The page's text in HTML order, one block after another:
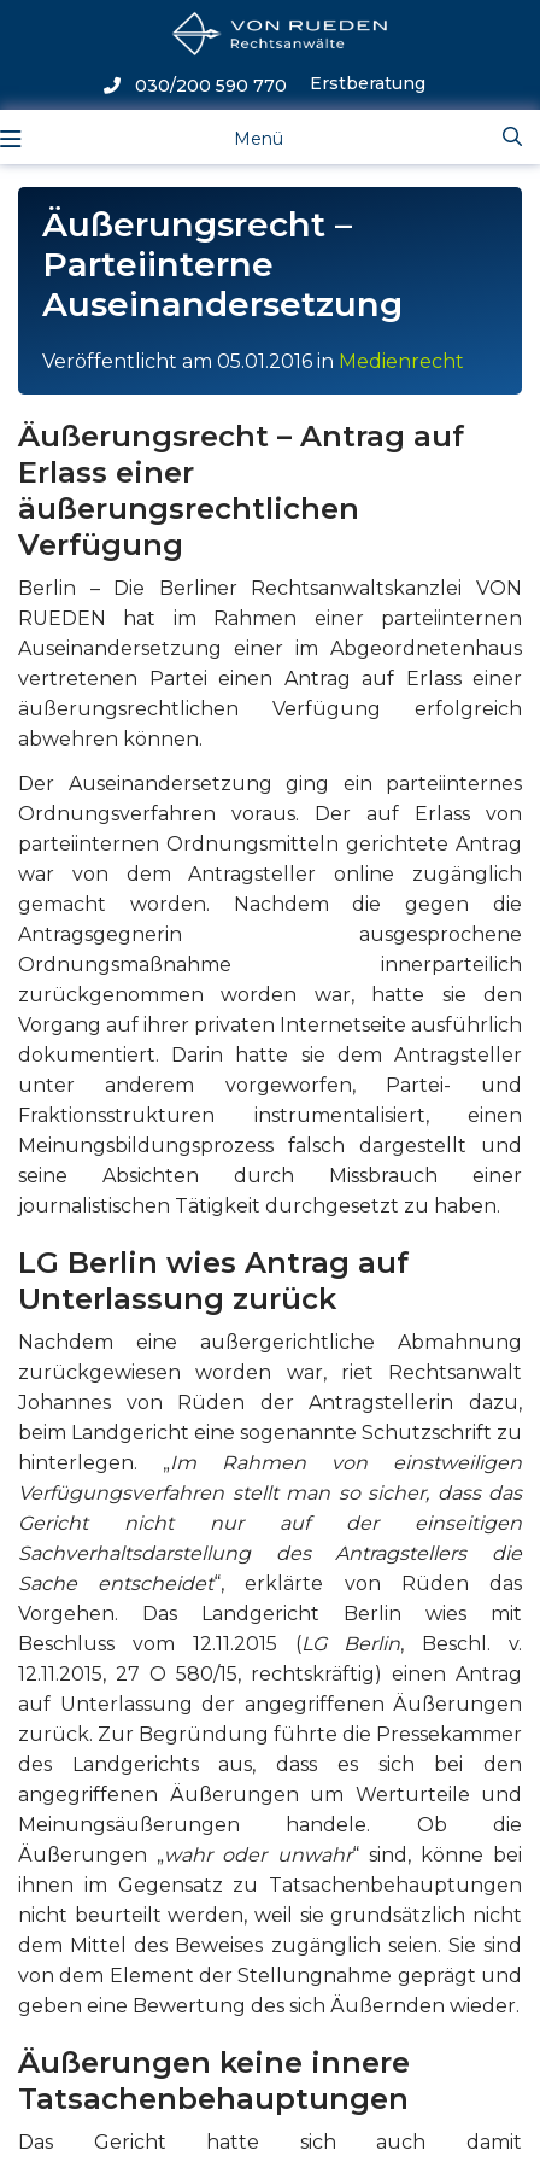
Menü
030/200 590 770 Erstberatung
Äußerungsrecht –
Parteiinterne
Auseinandersetzung
Veröffentlicht am 05.01.2016 in Medienrecht
Äußerungsrecht – Antrag auf
Erlass einer
äußerungsrechtlichen
Verfügung
Berlin – Die Berliner Rechtsanwaltskanzlei VON
RUEDEN hat im Rahmen einer parteiinternen
Auseinandersetzung einer im Abgeordnetenhaus
vertretenen Partei einen Antrag auf Erlass einer
äußerungsrechtlichen Verfügung erfolgreich
abwehren können.
Der Auseinandersetzung ging ein parteiinternes
Ordnungsverfahren voraus. Der auf Erlass von
parteiinternen Ordnungsmitteln gerichtete Antrag
war von dem Antragsteller online zugänglich
gemacht worden. Nachdem die gegen die
Antragsgegnerin ausgesprochene
Ordnungsmaßnahme innerparteilich
zurückgenommen worden war, hatte sie den
Vorgang auf ihrer privaten Internetseite ausführlich
dokumentiert. Darin hatte sie dem Antragsteller
unter anderem vorgeworfen, Partei- und
Fraktionsstrukturen instrumentalisiert, einen
Meinungsbildungsprozess falsch dargestellt und
seine Absichten durch Missbrauch einer
journalistischen Tätigkeit durchgesetzt zu haben.
LG Berlin wies Antrag auf
Unterlassung zurück
Nachdem eine außergerichtliche Abmahnung
zurückgewiesen worden war, riet Rechtsanwalt
Johannes von Rüden der Antragstellerin dazu,
beim Landgericht eine sogenannte Schutzschrift zu
hinterlegen. „Im Rahmen von einstweiligen
Verfügungsverfahren stellt man so sicher, dass das
Gericht nicht nur auf der einseitigen
Sachverhaltsdarstellung des Antragstellers die
Sache entscheidet“, erklärte von Rüden das
Vorgehen. Das Landgericht Berlin wies mit
Beschluss vom 12.11.2015 (LG Berlin, Beschl. v.
12.11.2015, 27 O 580/15, rechtskräftig) einen Antrag
auf Unterlassung der angegriffenen Äußerungen
zurück. Zur Begründung führte die Pressekammer
des Landgerichts aus, dass es sich bei den
angegriffenen Äußerungen um Werturteile und
Meinungsäußerungen handele. Ob die
Äußerungen „wahr oder unwahr“ sind, könne bei
ihnen im Gegensatz zu Tatsachenbehauptungen
nicht beurteilt werden, weil sie grundsätzlich nicht
dem Mittel des Beweises zugänglich seien. Sie sind
von dem Element der Stellungnahme geprägt und
geben eine Bewertung des sich Äußernden wieder.
Äußerungen keine innere
Tatsachenbehauptungen
Das Gericht hatte sich auch damit